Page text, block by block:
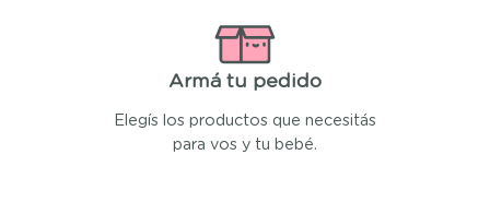
Armá tu pedido
Elegís los productos que necesitás
para vos y tu bebé.